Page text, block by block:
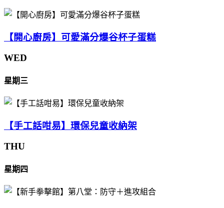
【開心廚房】可愛滿分爆谷杯子蛋糕
WED
星期三
【手工話咁易】環保兒童收納架
THU
星期四